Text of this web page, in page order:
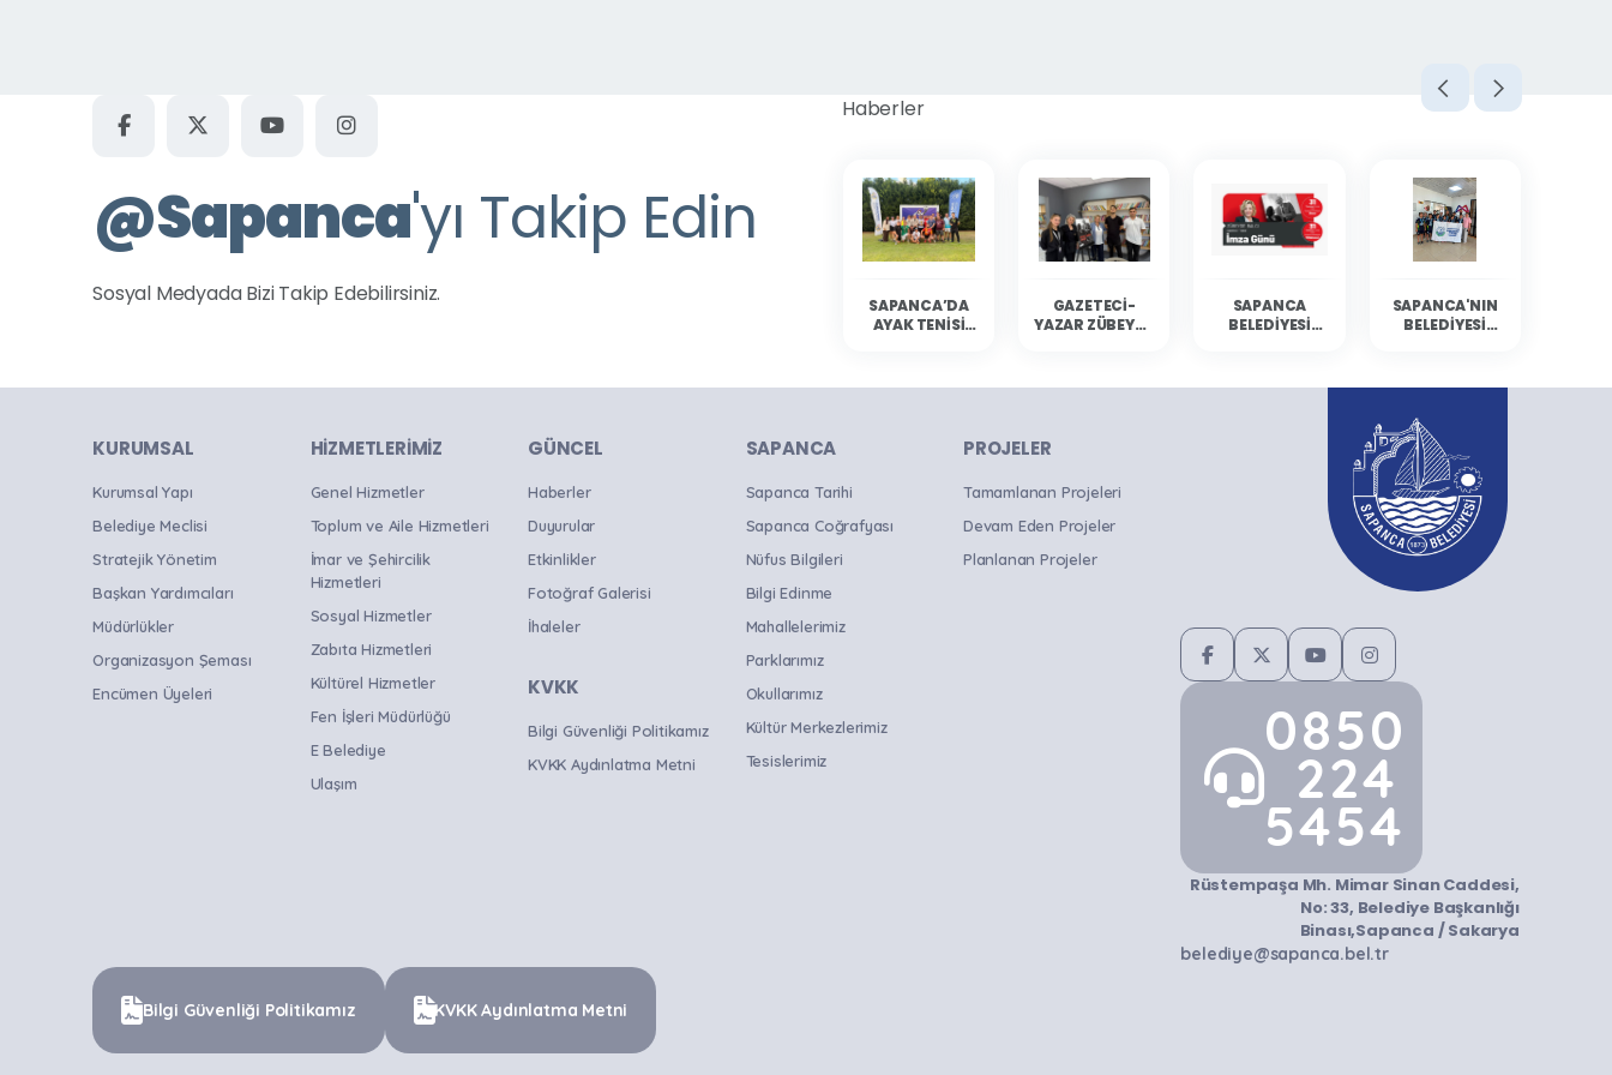
Yanık Mahallesi
Tüm Parklar
@Sapanca'yı Takip Edin
Sosyal Medyada Bizi Takip Edebilirsiniz.
Haberler
SAPANCA’DA
AYAK TENISI
GAZETECI-
YAZAR ZÜBEYDE
SAPANCA
BELEDIYESI
SAPANCA'NIN
BELEDIYESI
KURUMSAL
Kurumsal Yapı
Belediye Meclisi
Stratejik Yönetim
Başkan Yardımcıları
Müdürlükler
Organizasyon Şeması
Encümen Üyeleri
HIZMETLERIMIZ
Genel Hizmetler
Toplum ve Aile Hizmetleri
İmar ve Şehircilik
Hizmetleri
Sosyal Hizmetler
Zabıta Hizmetleri
Kültürel Hizmetler
Fen İşleri Müdürlüğü
E Belediye
Ulaşım
GÜNCEL
Haberler
Duyurular
Etkinlikler
Fotoğraf Galerisi
İhaleler
KVKK
Bilgi Güvenliği Politikamız
KVKK Aydınlatma Metni
SAPANCA
Sapanca Tarihi
Sapanca Coğrafyası
Nüfus Bilgileri
Bilgi Edinme
Mahallelerimiz
Parklarımız
Okullarımız
Kültür Merkezlerimiz
Tesislerimiz
PROJELER
Tamamlanan Projeleri
Devam Eden Projeler
Planlanan Projeler
0850
224
5454
Rüstempaşa Mh. Mimar Sinan Caddesi,
No: 33, Belediye Başkanlığı
Binası,Sapanca / Sakarya
belediye@sapanca.bel.tr
Bilgi Güvenliği Politikamız KVKK Aydınlatma Metni